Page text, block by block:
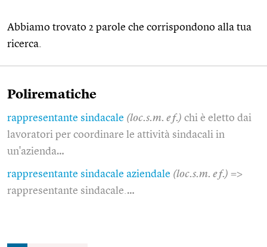
Abbiamo trovato 2 parole che corrispondono alla tua
ricerca.
Polirematiche
rappresentante sindacale (loc.s.m. e f.) chi è eletto dai
lavoratori per coordinare le attività sindacali in
un'azienda…
rappresentante sindacale aziendale (loc.s.m. e f.) =>
rappresentante sindacale.…